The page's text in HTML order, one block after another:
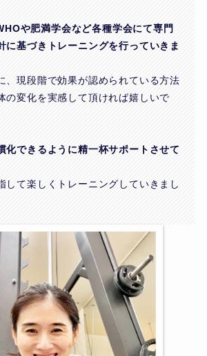
や肥満学会など各種学会にて専門
に基づきトレーニングを行っていきま
、現段階で効果が認められている方法
の変化を実感して頂ければ嬉しいで
化できるように精一杯サポートさせて
して楽しくトレーニングしていきまし